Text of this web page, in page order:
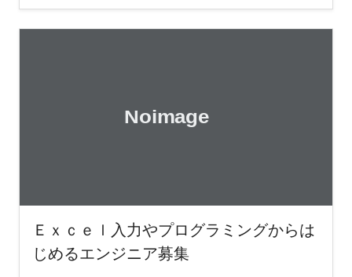
Ｅｘｃｅｌ入力やプログラミングからは
じめるエンジニア募集